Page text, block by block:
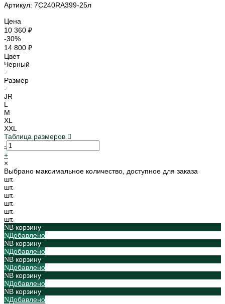
Артикул: 7C240RA399-25л
Цена
10 360 ₽
-30%
14 800 ₽
Цвет
Черный
-
Размер
-
JR
L
M
XL
XXL
Таблица размеров
-
+
×
Выбрано максимальное количество, доступное для заказа
шт.
шт.
шт.
шт.
шт.
шт.
В корзину
Добавлено
В корзину
Добавлено
В корзину
Добавлено
В корзину
Добавлено
В корзину
Добавлено